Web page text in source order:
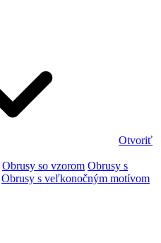
Otvoriť
Obrusy so vzorom Obrusy s
Obrusy s veľkonočným motívom